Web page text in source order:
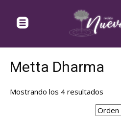
Metta Dharma
Mostrando los 4 resultados